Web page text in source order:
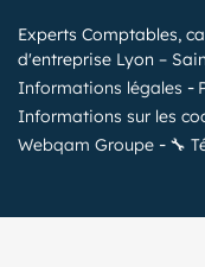
Experts Comptables,
d'entreprise Lyon –
Informations légales
Informations sur les
Webqam Groupe
🔧